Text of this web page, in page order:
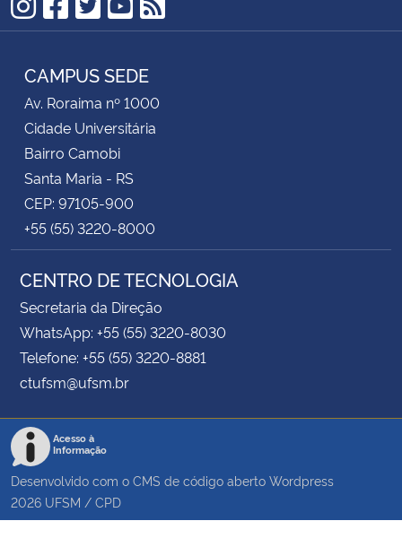
Instagram
Facebook
Twitter
YouTube
RSS
CAMPUS SEDE
Av. Roraima nº 1000
Cidade Universitária
Bairro Camobi
Santa Maria - RS
CEP: 97105-900
+55 (55) 3220-8000
CENTRO DE TECNOLOGIA
Secretaria da Direção
WhatsApp: +55 (55) 3220-8030
Telefone: +55 (55) 3220-8881
ctufsm@ufsm.br
Acesso à
Informação
Desenvolvido com o CMS de código aberto Wordpress
2026 UFSM / CPD